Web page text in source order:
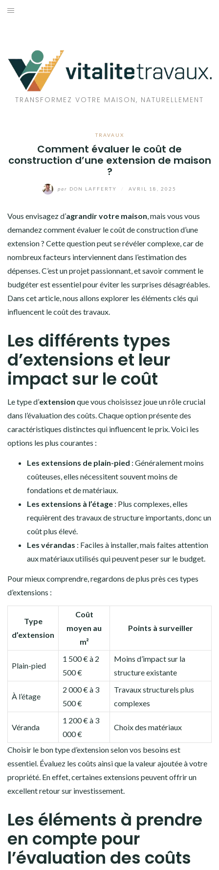
Aller
TRANSFORMEZ VOTRE MAISON, NATURELLEMENT
TRAVAUX
Comment évaluer le coût de
construction d’une extension de maison
?
par DON LAFFERTY AVRIL 18, 2025
Vous envisagez d’agrandir votre maison, mais vous vous
demandez comment évaluer le coût de construction d’une
extension ? Cette question peut se révéler complexe, car de
nombreux facteurs interviennent dans l’estimation des
dépenses. C’est un projet passionnant, et savoir comment le
budgéter est essentiel pour éviter les surprises désagréables.
Dans cet article, nous allons explorer les éléments clés qui
influencent le coût des travaux.
Les différents types
d’extensions et leur
impact sur le coût
Le type d’extension que vous choisissez joue un rôle crucial
dans l’évaluation des coûts. Chaque option présente des
caractéristiques distinctes qui influencent le prix. Voici les
options les plus courantes :
Les extensions de plain-pied : Généralement moins
coûteuses, elles nécessitent souvent moins de
fondations et de matériaux.
Les extensions à l’étage : Plus complexes, elles
requièrent des travaux de structure importants, donc un
coût plus élevé.
Les vérandas : Faciles à installer, mais faites attention
aux matériaux utilisés qui peuvent peser sur le budget.
Pour mieux comprendre, regardons de plus près ces types
d’extensions :
Type
d’extension
Coût
moyen au
m²
Points à surveiller
Plain-pied
1 500 € à 2
500 €
Moins d’impact sur la
structure existante
À l’étage
2 000 € à 3
500 €
Travaux structurels plus
complexes
Véranda
1 200 € à 3
000 €
Choix des matériaux
Choisir le bon type d’extension selon vos besoins est
essentiel. Évaluez les coûts ainsi que la valeur ajoutée à votre
propriété. En effet, certaines extensions peuvent offrir un
excellent retour sur investissement.
Les éléments à prendre
en compte pour
l’évaluation des coûts
ÉCOLOGIE
BIEN-ÊTRE